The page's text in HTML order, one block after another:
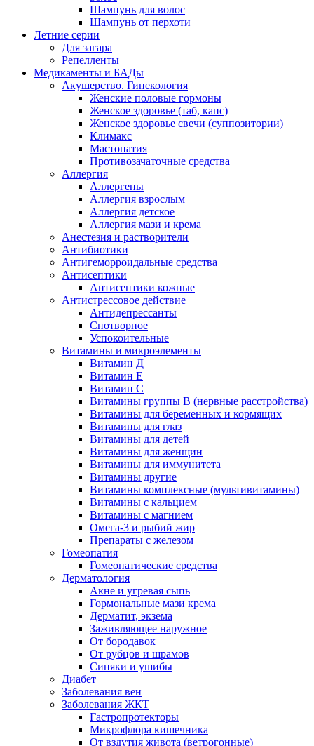
Шампунь для волос
Шампунь от перхоти
Летние серии
Для загара
Репелленты
Медикаменты и БАДы
Акушерство. Гинекология
Женские половые гормоны
Женское здоровье (таб, капс)
Женское здоровье свечи (суппозитории)
Климакс
Мастопатия
Противозачаточные средства
Аллергия
Аллергены
Аллергия взрослым
Аллергия детское
Аллергия мази и крема
Анестезия и растворители
Антибиотики
Антигеморроидальные средства
Антисептики
Антисептики кожные
Антистрессовое действие
Антидепрессанты
Снотворное
Успокоительные
Витамины и микроэлементы
Витамин Д
Витамин Е
Витамин С
Витамины группы В (нервные расстройства)
Витамины для беременных и кормящих
Витамины для глаз
Витамины для детей
Витамины для женщин
Витамины для иммунитета
Витамины другие
Витамины комплексные (мультивитамины)
Витамины с кальцием
Витамины с магнием
Омега-3 и рыбий жир
Препараты с железом
Гомеопатия
Гомеопатические средства
Дерматология
Акне и угревая сыпь
Гормональные мази крема
Дерматит, экзема
Заживляющее наружное
От бородавок
От рубцов и шрамов
Синяки и ушибы
Диабет
Заболевания вен
Заболевания ЖКТ
Гастропротекторы
Микрофлора кишечника
От вздутия живота (ветрогонные)